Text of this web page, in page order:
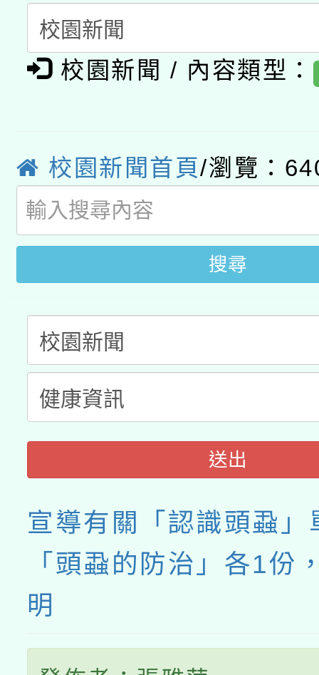
「數位內容與教學軟體
pilot」
有關大陸委員會函釋公
薪期間赴陸應申請許可
轉知經濟部水利署委託
用水績優單位及節水達
動」
桃園市孔廟祈福系列
開 智慧啟航」
2026年桃園地景藝術
校園新聞 / 內容類型：
校園新聞首頁/瀏覽：
搜尋
送出
宣導有關「認識頭蝨」
「頭蝨的防治」各1份
明